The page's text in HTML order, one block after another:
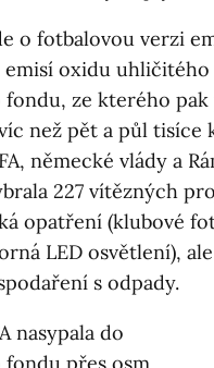
o fotbalovou verzi
oxidu uhličitého
ze kterého pak
než pět a půl tisíce
německé vlády a
227 vítězných
opatření (klubové
LED osvětlení),
s odpady.
nasypala do
přes osm